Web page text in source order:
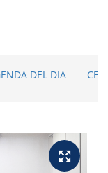
DEL DIA